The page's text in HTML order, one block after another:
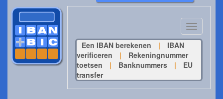
Toggle
navigation
Een IBAN berekenen
|
IBAN
verificeren
|
Rekeningnummer
toetsen
| Banknummers |
EU
transfer